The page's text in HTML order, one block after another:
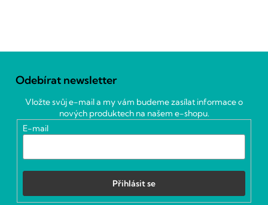
Odebírat newsletter
Vložte svůj e-mail a my vám budeme zasílat informace o
nových produktech na našem e-shopu.
E-mail
Přihlásit se